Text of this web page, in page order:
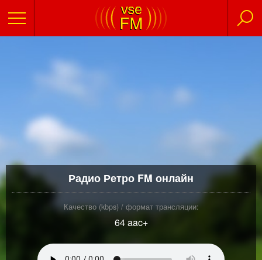
Радио Ретро FM онлайн
Качество (kbps) / формат трансляции:
64 aac+